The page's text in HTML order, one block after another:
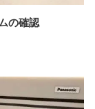
の確認